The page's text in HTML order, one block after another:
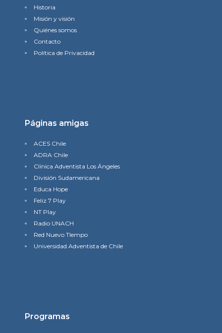
Historia
Misión y visión
Quiénes somos
Contacto
Política de Privacidad
Páginas amigas
ACES Chile
ADRA Chile
Clínica Adventista Los Ángeles
División Sudamericana
Educa Hope
Feliz 7 Play
NT Play
Radio UNACH
Red Nuevo TIempo
Universidad Adventista de Chile
Programas